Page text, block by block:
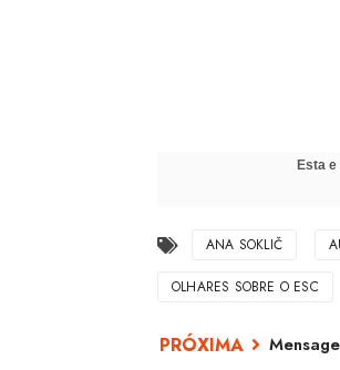
Esta
ANA SOKLIČ
OLHARES SOBRE O ESC